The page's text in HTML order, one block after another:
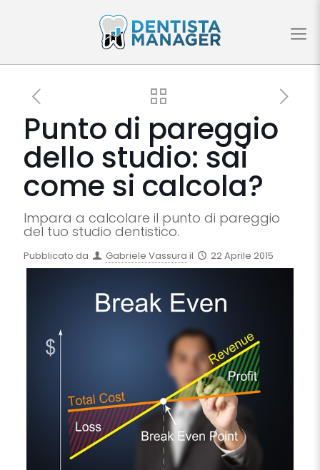
Punto di pareggio
dello studio: sai
come si calcola?
Impara a calcolare il punto di pareggio
del tuo studio dentistico.
Pubblicato da Gabriele Vassura il 22 Aprile 2015